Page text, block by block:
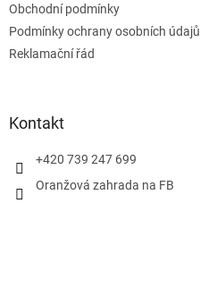
Obchodní podmínky
Podmínky ochrany osobních údajů
Reklamační řád
Kontakt
+420 739 247 699
Oranžová zahrada na FB